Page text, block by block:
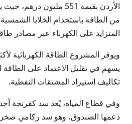
من الطاقة باستخدام الخلايا
المتزايد على الكهرباء عبر مصادر
يسهم في تقليل الاعتماد على
تكاليف استيراد المشتقات النفطية.
وفي قطاع المياه، يُعد سد كفرنجة أحد